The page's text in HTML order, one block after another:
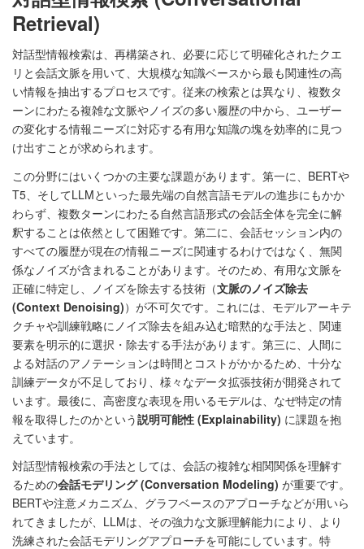
Retrieval)
対話型情報検索は、再構築され、必要に応じて明確化されたクエ
リと会話文脈を用いて、大規模な知識ベースから最も関連性の高
い情報を抽出するプロセスです。従来の検索とは異なり、複数タ
ーンにわたる複雑な文脈やノイズの多い履歴の中から、ユーザー
の変化する情報ニーズに対応する有用な知識の塊を効率的に見つ
け出すことが求められます。
この分野にはいくつかの主要な課題があります。第一に、BERTや
T5、そしてLLMといった最先端の自然言語モデルの進歩にもかか
わらず、複数ターンにわたる自然言語形式の会話全体を完全に解
釈することは依然として困難です。第二に、会話セッション内の
すべての履歴が現在の情報ニーズに関連するわけではなく、無関
係なノイズが含まれることがあります。そのため、有用な文脈を
正確に特定し、ノイズを除去する技術（文脈のノイズ除去
(Context Denoising)）が不可欠です。これには、モデルアーキテ
クチャや訓練戦略にノイズ除去を組み込む暗黙的な手法と、関連
要素を明示的に選択・除去する手法があります。第三に、人間に
よる対話のアノテーションは時間とコストがかかるため、十分な
訓練データが不足しており、様々なデータ拡張技術が開発されて
います。最後に、高密度な表現を用いるモデルは、なぜ特定の情
報を取得したのかという説明可能性 (Explainability) に課題を抱
えています。
対話型情報検索の手法としては、会話の複雑な相関関係を理解す
るための会話モデリング (Conversation Modeling) が重要です。
BERTや注意メカニズム、グラフベースのアプローチなどが用いら
れてきましたが、LLMは、その強力な文脈理解能力により、より
洗練された会話モデリングアプローチを可能にしています。特